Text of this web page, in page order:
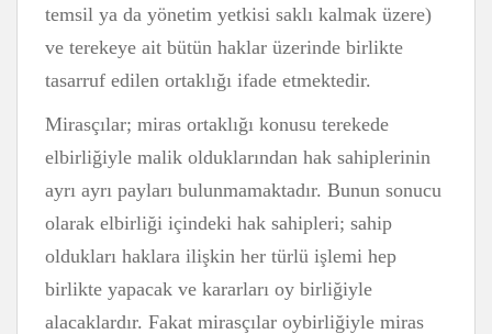
temsil ya da yönetim yetkisi saklı kalmak üzere)
ve terekeye ait bütün haklar üzerinde birlikte
tasarruf edilen ortaklığı ifade etmektedir.
Mirasçılar; miras ortaklığı konusu terekede
elbirliğiyle malik olduklarından hak sahiplerinin
ayrı ayrı payları bulunmamaktadır. Bunun sonucu
olarak elbirliği içindeki hak sahipleri; sahip
oldukları haklara ilişkin her türlü işlemi hep
birlikte yapacak ve kararları oy birliğiyle
alacaklardır. Fakat mirasçılar oybirliğiyle miras